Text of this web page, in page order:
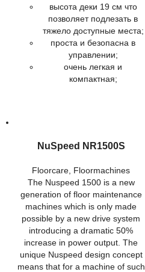
высота деки 19 см что
позволяет подлезать в
тяжело доступные места;
проста и безопасна в
управлении;
очень легкая и
компактная;
NuSpeed NR1500S
Floorcare Floormachines
The Nuspeed 1500 is a new
generation of floor maintenance
machines which is only made
possible by a new drive system
introducing a dramatic 50%
increase in power output. The
unique Nuspeed design concept
means that for a machine of such